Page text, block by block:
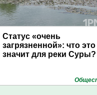
Статус «очень
загрязненной»: что это
значит для реки Суры?